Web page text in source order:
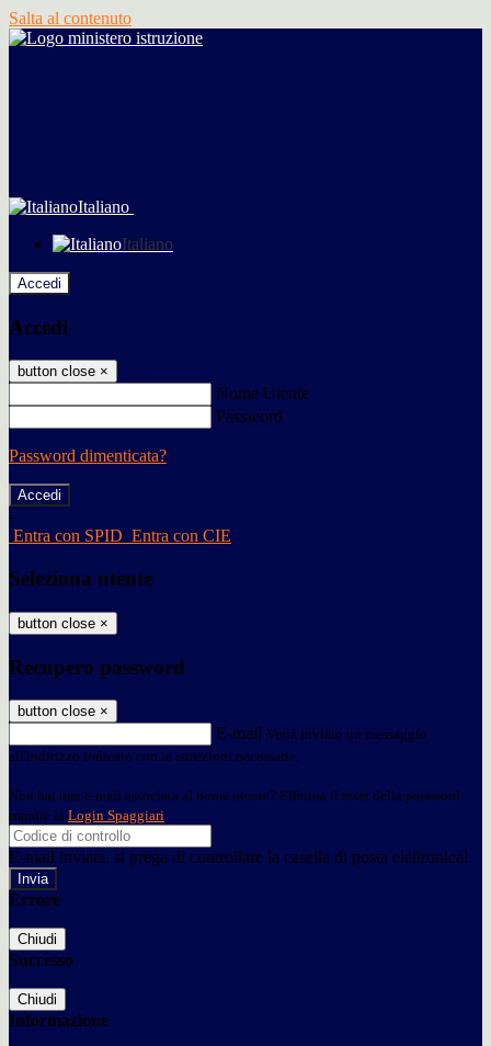
Salta al contenuto
Italiano
Italiano
Accedi
Accedi
button close ×
Nome Utente
Password
Password dimenticata?
-
Entra con SPID Entra con CIE
Seleziona utente
button close ×
Recupero password
button close ×
E-mail Verrà inviato un messaggio
all'indirizzo indicato con le istruzioni necessarie.
Non hai una e-mail associata al nome utente? Effettua il reset della password
tramite la Login Spaggiari
E-mail inviata, si prega di controllare la casella di posta elettronica!
Errore
Chiudi
Successo
Chiudi
Informazione